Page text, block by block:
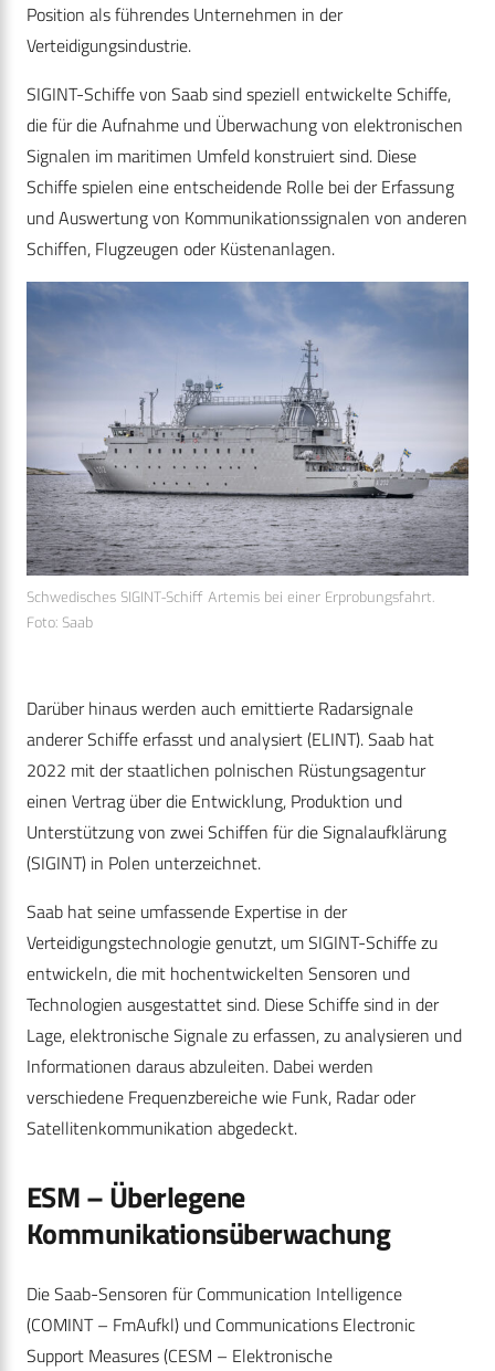
Position als führendes Unternehmen in der
Verteidigungsindustrie.
SIGINT-Schiffe von Saab sind speziell entwickelte Schiffe,
die für die Aufnahme und Überwachung von elektronischen
Signalen im maritimen Umfeld konstruiert sind. Diese
Schiffe spielen eine entscheidende Rolle bei der Erfassung
und Auswertung von Kommunikationssignalen von anderen
Schiffen, Flugzeugen oder Küstenanlagen.
Schwedisches SIGINT-Schiff Artemis bei einer Erprobungsfahrt.
Foto: Saab
Darüber hinaus werden auch emittierte Radarsignale
anderer Schiffe erfasst und analysiert (ELINT). Saab hat
2022 mit der staatlichen polnischen Rüstungsagentur
einen Vertrag über die Entwicklung, Produktion und
Unterstützung von zwei Schiffen für die Signalaufklärung
(SIGINT) in Polen unterzeichnet.
Saab hat seine umfassende Expertise in der
Verteidigungstechnologie genutzt, um SIGINT-Schiffe zu
entwickeln, die mit hochentwickelten Sensoren und
Technologien ausgestattet sind. Diese Schiffe sind in der
Lage, elektronische Signale zu erfassen, zu analysieren und
Informationen daraus abzuleiten. Dabei werden
verschiedene Frequenzbereiche wie Funk, Radar oder
Satellitenkommunikation abgedeckt.
ESM– Überlegene
Kommunikationsüberwachung
Die Saab-Sensoren für Communication Intelligence
(COMINT – FmAufkl) und Communications Electronic
Support Measures (CESM – Elektronische